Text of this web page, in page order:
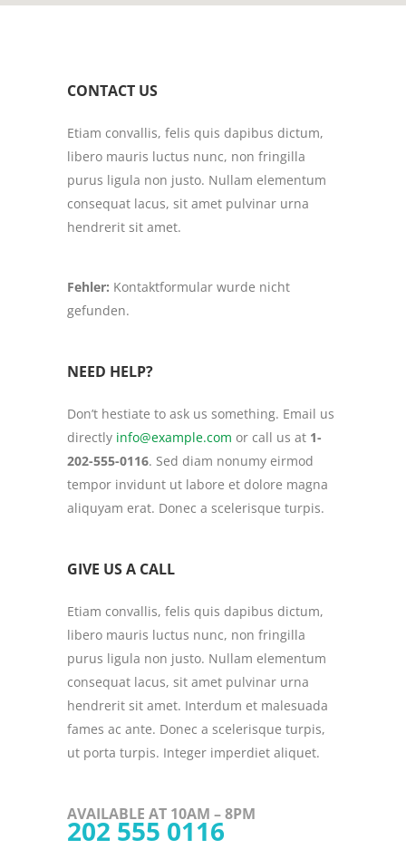
CONTACT US
Etiam convallis, felis quis dapibus dictum,
libero mauris luctus nunc, non fringilla
purus ligula non justo. Nullam elementum
consequat lacus, sit amet pulvinar urna
hendrerit sit amet.
Fehler: Kontaktformular wurde nicht
gefunden.
NEED HELP?
Don’t hestiate to ask us something. Email us
directly info@example.com or call us at 1-
202-555-0116. Sed diam nonumy eirmod
tempor invidunt ut labore et dolore magna
aliquyam erat. Donec a scelerisque turpis.
GIVE US A CALL
Etiam convallis, felis quis dapibus dictum,
libero mauris luctus nunc, non fringilla
purus ligula non justo. Nullam elementum
consequat lacus, sit amet pulvinar urna
hendrerit sit amet. Interdum et malesuada
fames ac ante. Donec a scelerisque turpis,
ut porta turpis. Integer imperdiet aliquet.
AVAILABLE AT 10AM – 8PM
202 555 0116